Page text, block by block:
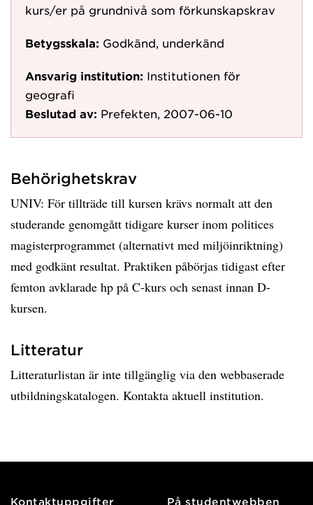
kurs/er på grundnivå som förkunskapskrav
Betygsskala: Godkänd, underkänd
Ansvarig institution: Institutionen för
geografi
Beslutad av: Prefekten, 2007-06-10
Behörighetskrav
UNIV: För tillträde till kursen krävs normalt att den
studerande genomgått tidigare kurser inom politices
magisterprogrammet (alternativt med miljöinriktning)
med godkänt resultat. Praktiken påbörjas tidigast efter
femton avklarade hp på C-kurs och senast innan D-
kursen.
Litteratur
Litteraturlistan är inte tillgänglig via den webbaserade
utbildningskatalogen. Kontakta aktuell institution.
Kontaktuppgifter På studentwebben